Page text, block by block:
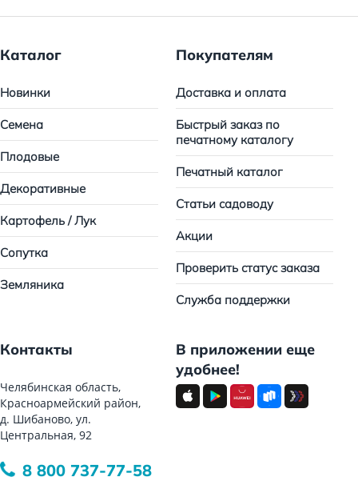
Каталог
Новинки
Семена
Плодовые
Декоративные
Картофель / Лук
Сопутка
Земляника
Покупателям
Доставка и оплата
Быстрый заказ по
печатному каталогу
Печатный каталог
Статьи садоводу
Акции
Проверить статус заказа
Служба поддержки
Контакты
Челябинская область,
Красноармейский район,
д. Шибаново, ул.
Центральная, 92
8 800 737-77-58
В приложении еще
удобнее!